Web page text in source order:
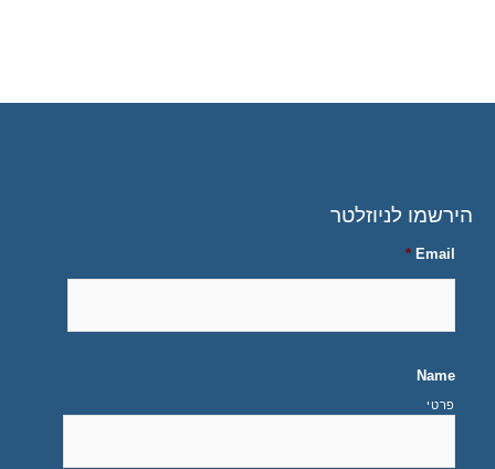
הירשמו לניוזלטר
Email
*
Name
פרטי